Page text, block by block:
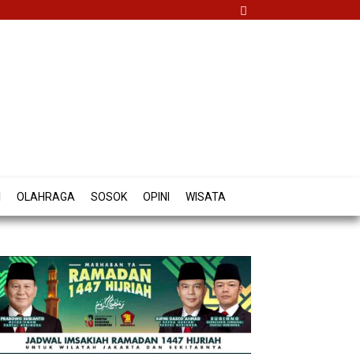
OLAHRAGA SOSOK OPINI WISATA